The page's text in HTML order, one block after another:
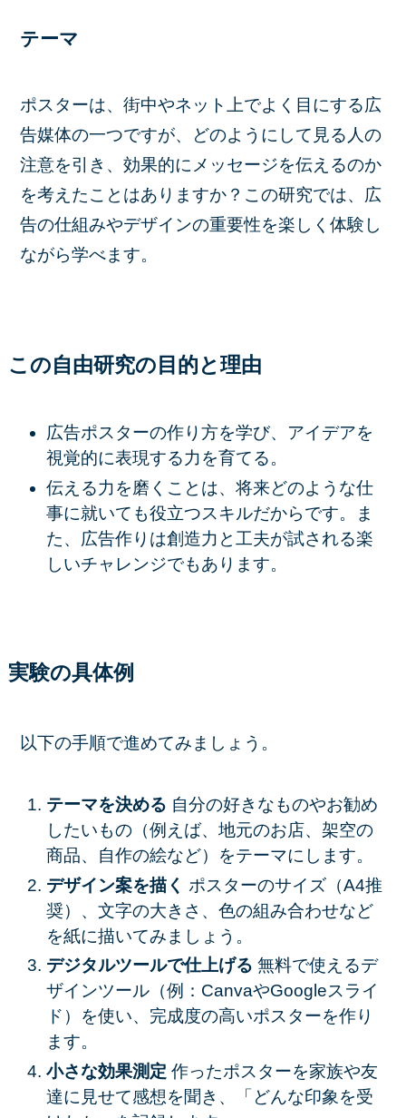
テーマ
ポスターは、街中やネット上でよく目にする広
告媒体の一つですが、どのようにして見る人の
注意を引き、効果的にメッセージを伝えるのか
を考えたことはありますか？この研究では、広
告の仕組みやデザインの重要性を楽しく体験し
ながら学べます。
この自由研究の目的と理由
広告ポスターの作り方を学び、アイデアを
視覚的に表現する力を育てる。
伝える力を磨くことは、将来どのような仕
事に就いても役立つスキルだからです。ま
た、広告作りは創造力と工夫が試される楽
しいチャレンジでもあります。
実験の具体例
以下の手順で進めてみましょう。
テーマを決める 自分の好きなものやお勧め
したいもの（例えば、地元のお店、架空の
商品、自作の絵など）をテーマにします。
デザイン案を描く ポスターのサイズ（A4推
奨）、文字の大きさ、色の組み合わせなど
を紙に描いてみましょう。
デジタルツールで仕上げる 無料で使えるデ
ザインツール（例：CanvaやGoogleスライ
ド）を使い、完成度の高いポスターを作り
ます。
小さな効果測定 作ったポスターを家族や友
達に見せて感想を聞き、「どんな印象を受